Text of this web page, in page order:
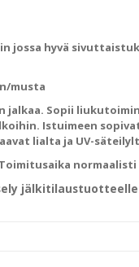
jossa hyvä
musta
jalkaa. Sopii
Istuimeen
lialta ja UV-
normaalisti